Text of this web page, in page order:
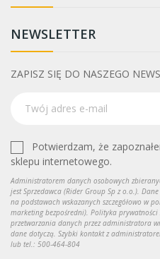
NEWSLETTER
ZAPISZ SIĘ DO NASZEGO
Potwierdzam, że
sklepu internetowego.
Administratorem danych osobowych
jest Sprzedawca (Rider Group Sp z o.o.).
na podstawach wskazanych szczegółowo w
marketing bezpośredni). Polityka
przetwarzania danych przez administratora
dane dotyczą. Szybki kontakt z
lub tel.: 500-464-804